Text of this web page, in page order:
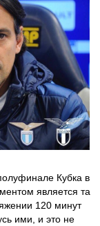
Кубка в
является та
120 минут
ими, и это не